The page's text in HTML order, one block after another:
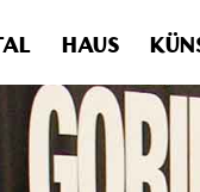
veraltet! Verwende
HAUS